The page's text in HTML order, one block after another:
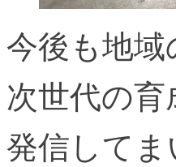
今後も地
次世代の
発信してま